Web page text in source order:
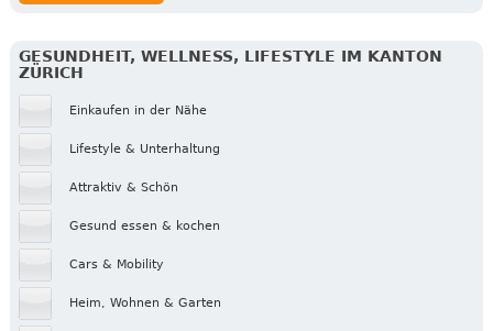
GESUNDHEIT, WELLNESS, LIFESTYLE IM KANTON
ZÜRICH
Einkaufen in der Nähe
Lifestyle & Unterhaltung
Attraktiv & Schön
Gesund essen & kochen
Cars & Mobility
Heim, Wohnen & Garten